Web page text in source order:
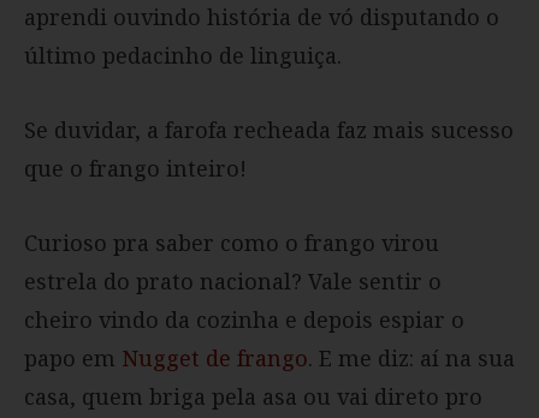
aprendi ouvindo história de vó disputando o
último pedacinho de linguiça.
Se duvidar, a farofa recheada faz mais sucesso
que o frango inteiro!
Curioso pra saber como o frango virou
estrela do prato nacional? Vale sentir o
cheiro vindo da cozinha e depois espiar o
papo em Nugget de frango. E me diz: aí na sua
casa, quem briga pela asa ou vai direto pro